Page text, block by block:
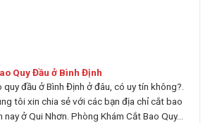
Quy Đầu ở Bình Định
đầu ở Bình Định ở đâu, có uy tín không?.
tôi xin chia sẻ với các bạn địa chỉ cắt bao
ở Qui Nhơn. Phòng Khám Cắt Bao Quy...